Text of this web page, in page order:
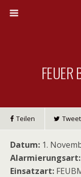
FEUER
Teilen Tweet
Datum: 1.
Alarmierungsart:
Einsatzart: